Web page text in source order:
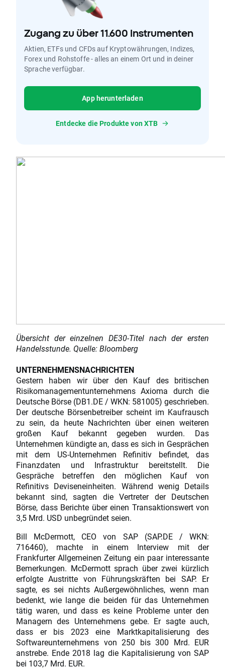
Zugang zu über 11.600 Instrumenten
Aktien, ETFs und CFDs auf Kryptowährungen, Indizes,
Forex und Rohstoffe - alles an einem Ort und in deiner
Sprache verfügbar.
App herunterladen
Entdecke die Produkte von XTB
Übersicht der einzelnen DE30-Titel nach der ersten
Handelsstunde. Quelle: Bloomberg
UNTERNEHMENSNACHRICHTEN
Gestern haben wir über den Kauf des britischen
Risikomanagementunternehmens Axioma durch die
Deutsche Börse (DB1.DE / WKN: 581005) geschrieben.
Der deutsche Börsenbetreiber scheint im Kaufrausch
zu sein, da heute Nachrichten über einen weiteren
großen Kauf bekannt gegeben wurden. Das
Unternehmen kündigte an, dass es sich in Gesprächen
mit dem US-Unternehmen Refinitiv befindet, das
Finanzdaten und Infrastruktur bereitstellt. Die
Gespräche betreffen den möglichen Kauf von
Refinitivs Deviseneinheiten. Während wenig Details
bekannt sind, sagten die Vertreter der Deutschen
Börse, dass Berichte über einen Transaktionswert von
3,5 Mrd. USD unbegründet seien.
Bill McDermott, CEO von SAP (SAP.DE / WKN:
716460), machte in einem Interview mit der
Frankfurter Allgemeinen Zeitung ein paar interessante
Bemerkungen. McDermott sprach über zwei kürzlich
erfolgte Austritte von Führungskräften bei SAP. Er
sagte, es sei nichts Außergewöhnliches, wenn man
bedenkt, wie lange die beiden für das Unternehmen
tätig waren, und dass es keine Probleme unter den
Managern des Unternehmens gebe. Er sagte auch,
dass er bis 2023 eine Marktkapitalisierung des
Softwareunternehmens von 250 bis 300 Mrd. EUR
anstrebe. Ende 2018 lag die Kapitalisierung von SAP
bei 103,7 Mrd. EUR.